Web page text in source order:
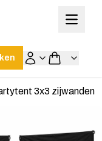
3x3 zijwanden